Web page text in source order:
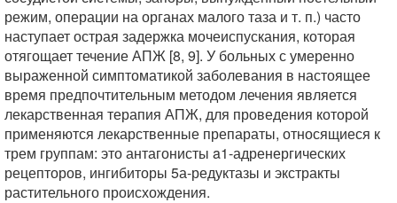
режим, операции на органах малого таза и т. п.) часто
наступает острая задержка мочеиспускания, которая
отягощает течение АПЖ [8, 9]. У больных с умеренно
выраженной симптоматикой заболевания в настоящее
время предпочтительным методом лечения является
лекарственная терапия АПЖ, для проведения которой
применяются лекарственные препараты, относящиеся к
трем группам: это антагонисты a1-адренергических
рецепторов, ингибиторы 5а-редуктазы и экстракты
растительного происхождения.